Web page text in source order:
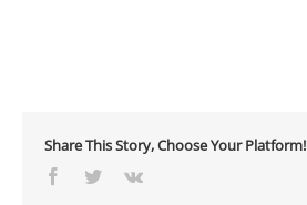
Share This Story, Choose Your Platform!
Facebook
TwitterVk